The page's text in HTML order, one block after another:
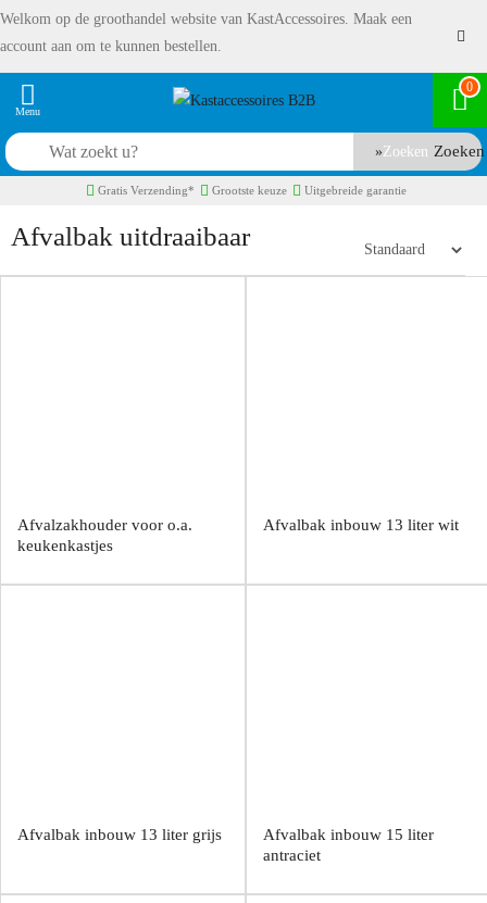
Welkom op de groothandel website van KastAccessoires. Maak een
account aan om te kunnen bestellen.
0
Zoeken
Gratis Verzending* Grootste keuze Uitgebreide garantie
Afvalbak uitdraaibaar
Afvalzakhouder voor o.a.
keukenkastjes
Afvalbak inbouw 13 liter wit
Afvalbak inbouw 13 liter grijs
Afvalbak inbouw 15 liter
antraciet